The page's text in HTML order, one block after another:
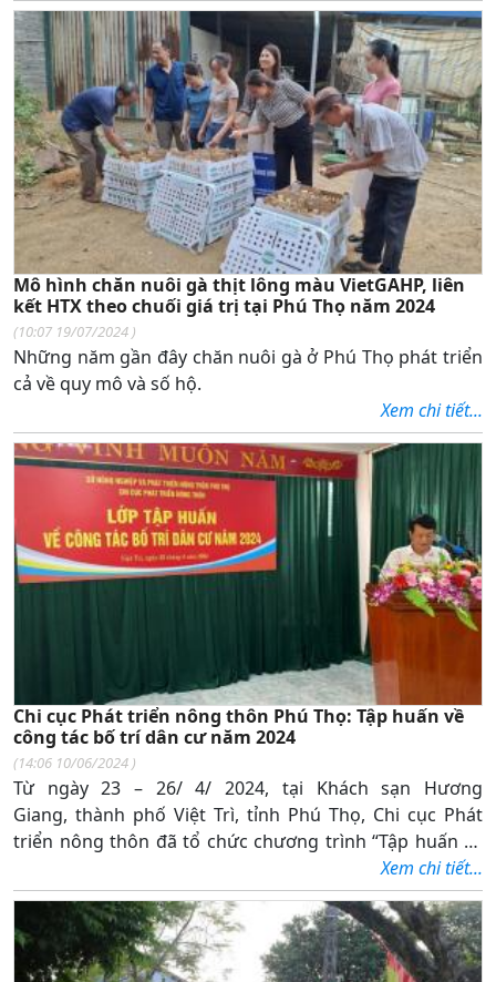
Mô hình chăn nuôi gà thịt lông màu VietGAHP, liên
kết HTX theo chuối giá trị tại Phú Thọ năm 2024
(10:07 19/07/2024 )
Những năm gần đây chăn nuôi gà ở Phú Thọ phát triển
cả về quy mô và số hộ.
Xem chi tiết...
Chi cục Phát triển nông thôn Phú Thọ: Tập huấn về
công tác bố trí dân cư năm 2024
(14:06 10/06/2024 )
Từ ngày 23 – 26/ 4/ 2024, tại Khách sạn Hương
Giang, thành phố Việt Trì, tỉnh Phú Thọ, Chi cục Phát
triển nông thôn đã tổ chức chương trình “Tập huấn về
Xem chi tiết...